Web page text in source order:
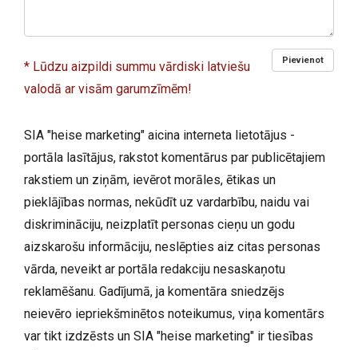
Pievienot
* Lūdzu aizpildi summu vārdiski latviešu
valodā ar visām garumzīmēm!
SIA "heise marketing" aicina interneta lietotājus -
portāla lasītājus, rakstot komentārus par publicētajiem
rakstiem un ziņām, ievērot morāles, ētikas un
pieklājības normas, nekūdīt uz vardarbību, naidu vai
diskrimināciju, neizplatīt personas cieņu un godu
aizskarošu informāciju, neslēpties aiz citas personas
vārda, neveikt ar portāla redakciju nesaskaņotu
reklamēšanu. Gadījumā, ja komentāra sniedzējs
neievēro iepriekšminētos noteikumus, viņa komentārs
var tikt izdzēsts un SIA "heise marketing" ir tiesības